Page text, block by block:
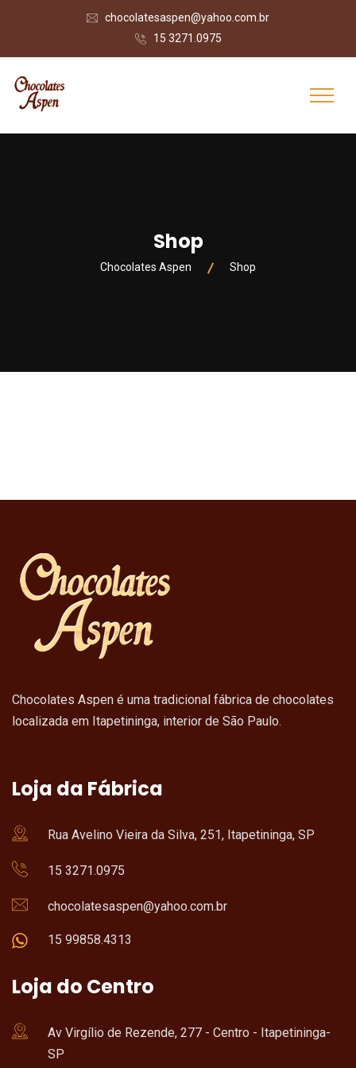
chocolatesaspen@yahoo.com.br
15 3271.0975
Shop
Chocolates Aspen Shop
Chocolates Aspen é uma tradicional fábrica de chocolates
localizada em Itapetininga, interior de São Paulo.
Loja da Fábrica
Rua Avelino Vieira da Silva, 251, Itapetininga, SP
15 3271.0975
chocolatesaspen@yahoo.com.br
15 99858.4313
Loja do Centro
Av Virgílio de Rezende, 277 - Centro - Itapetininga-
SP